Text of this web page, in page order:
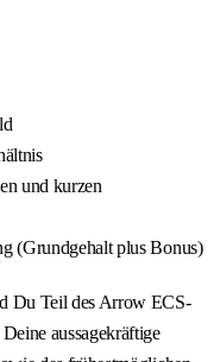
und kurzen
(Grundgehalt plus Bonus)
Du Teil des Arrow ECS-
aussagekräftige